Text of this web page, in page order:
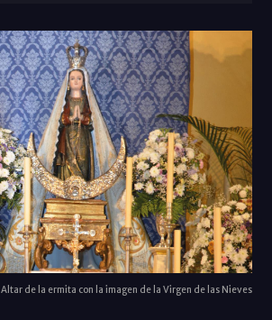
Altar de la ermita con la imagen de la Virgen de las Nieves